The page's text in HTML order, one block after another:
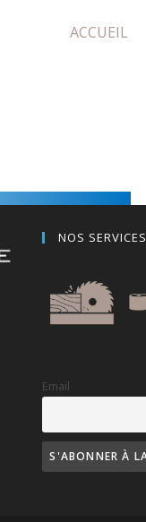
ACCUEIL
NOS SERVICES
Email